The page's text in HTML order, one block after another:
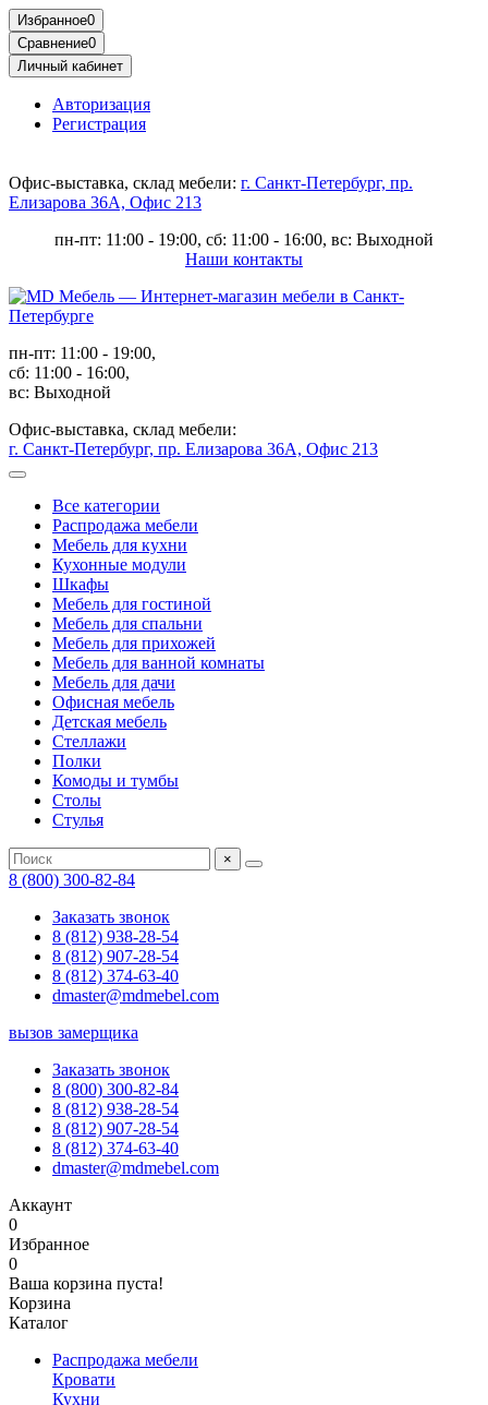
Избранное0
Сравнение0
Личный кабинет
Авторизация
Регистрация
Офис-выставка, склад мебели: г. Санкт-Петербург, пр.
Елизарова 36А, Офис 213
пн-пт: 11:00 - 19:00, сб: 11:00 - 16:00, вс: Выходной
Наши контакты
пн-пт: 11:00 - 19:00,
сб: 11:00 - 16:00,
вс: Выходной
Офис-выставка, склад мебели:
г. Санкт-Петербург, пр. Елизарова 36А, Офис 213
Все категории
Распродажа мебели
Мебель для кухни
Кухонные модули
Шкафы
Мебель для гостиной
Мебель для спальни
Мебель для прихожей
Мебель для ванной комнаты
Мебель для дачи
Офисная мебель
Детская мебель
Стеллажи
Полки
Комоды и тумбы
Столы
Стулья
×
8 (800) 300-82-84
Заказать звонок
8 (812) 938-28-54
8 (812) 907-28-54
8 (812) 374-63-40
dmaster@mdmebel.com
вызов замерщика
Заказать звонок
8 (800) 300-82-84
8 (812) 938-28-54
8 (812) 907-28-54
8 (812) 374-63-40
dmaster@mdmebel.com
Аккаунт
0
Избранное
0
Ваша корзина пуста!
Корзина
Каталог
Распродажа мебели
Кровати
Кухни